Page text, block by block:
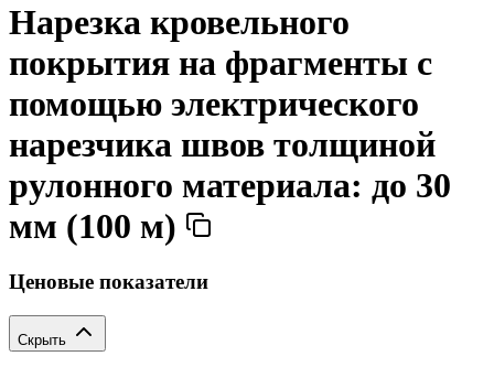
Нарезка кровельного
покрытия на фрагменты с
помощью электрического
нарезчика швов толщиной
рулонного материала: до 30
мм (100 м)
Ценовые показатели
Скрыть